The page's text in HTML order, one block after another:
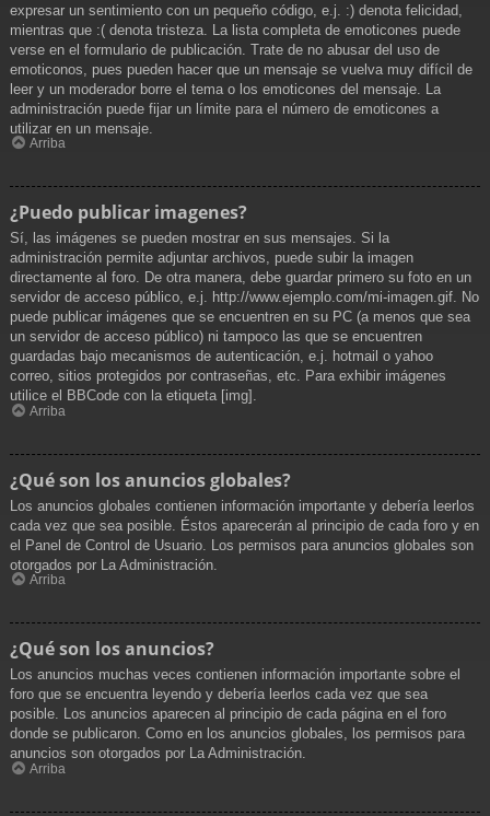
expresar un sentimiento con un pequeño código, e.j. :) denota felicidad,
mientras que :( denota tristeza. La lista completa de emoticones puede
verse en el formulario de publicación. Trate de no abusar del uso de
emoticonos, pues pueden hacer que un mensaje se vuelva muy difícil de
leer y un moderador borre el tema o los emoticones del mensaje. La
administración puede fijar un límite para el número de emoticones a
utilizar en un mensaje.
Arriba
¿Puedo publicar imagenes?
Sí, las imágenes se pueden mostrar en sus mensajes. Si la
administración permite adjuntar archivos, puede subir la imagen
directamente al foro. De otra manera, debe guardar primero su foto en un
servidor de acceso público, e.j. http://www.ejemplo.com/mi-imagen.gif. No
puede publicar imágenes que se encuentren en su PC (a menos que sea
un servidor de acceso público) ni tampoco las que se encuentren
guardadas bajo mecanismos de autenticación, e.j. hotmail o yahoo
correo, sitios protegidos por contraseñas, etc. Para exhibir imágenes
utilice el BBCode con la etiqueta [img].
Arriba
¿Qué son los anuncios globales?
Los anuncios globales contienen información importante y debería leerlos
cada vez que sea posible. Éstos aparecerán al principio de cada foro y en
el Panel de Control de Usuario. Los permisos para anuncios globales son
otorgados por La Administración.
Arriba
¿Qué son los anuncios?
Los anuncios muchas veces contienen información importante sobre el
foro que se encuentra leyendo y debería leerlos cada vez que sea
posible. Los anuncios aparecen al principio de cada página en el foro
donde se publicaron. Como en los anuncios globales, los permisos para
anuncios son otorgados por La Administración.
Arriba